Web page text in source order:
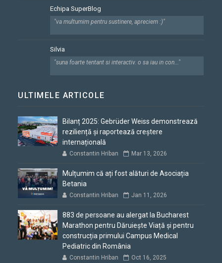
Echipa SuperBlog
"va multumim pentru sustinere, apreciem :)"
Silvia
"suna foarte tentant si interactiv. o sa iau in con..."
ULTIMELE ARTICOLE
Bilanț 2025: Gebrüder Weiss demonstrează
reziliență și raportează creștere
internațională
Constantin Hriban Mar 13, 2026
Mulțumim că ați fost alături de Asociația
Betania
Constantin Hriban Jan 11, 2026
883 de persoane au alergat la Bucharest
Marathon pentru Dăruiește Viață și pentru
construcția primului Campus Medical
Pediatric din România
Constantin Hriban Oct 16, 2025